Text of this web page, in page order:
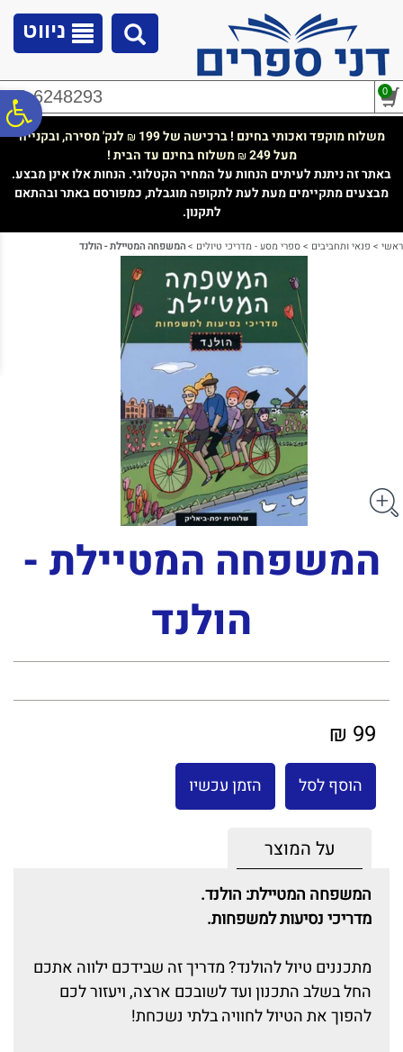
נגישות
ניווט
02-6248293 0
משלוח מוקפד ואכותי בחינם ! ברכישה של 199 ₪ לנק' מסירה, ובקנייה
מעל 249
₪משלוח בחינם עד הבית !
באתר זה ניתנת לעיתים הנחות על המחיר הקטלוגי. הנחות אלו אינן מבצע.
מבצעים מתקיימים מעת לעת לתקופה מוגבלת, כמפורסם באתר ובהתאם
לתקנון.
ראשי > פנאי ותחביבים >ספרי מסע - מדריכי טיולים >המשפחה המטיילת - הולנד
המשפחה המטיילת -
הולנד
99 ₪
הוסף לסל הזמן עכשיו
על המוצר
המשפחה המטיילת: הולנד.
מדריכי נסיעות למשפחות.
מתכננים טיול להולנד? מדריך זה שבידכם ילווה אתכם
החל בשלב התכנון ועד לשובכם ארצה, ויעזור לכם
להפוך את הטיול לחוויה בלתי נשכחת!